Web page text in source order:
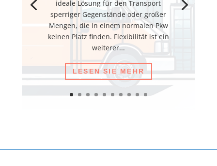
ideale Lösung für den Transport
sperriger Gegenstände oder großer
Mengen, die in einem normalen Pkw
keinen Platz finden. Flexibilität ist ein
weiterer...
LESEN SIE MEHR